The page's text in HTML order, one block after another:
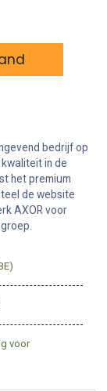
bedrijf op
in de
het premium
de website
AXOR voor
voor